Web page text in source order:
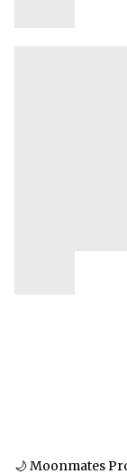
🌙 Moonmates